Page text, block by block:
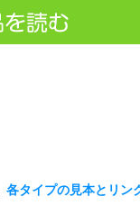
各タイプの見本とリン